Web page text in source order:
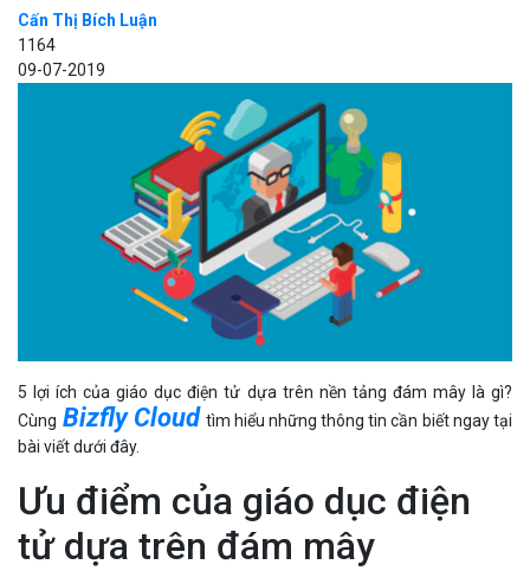
Cấn Thị Bích Luận
1164
09-07-2019
5 lợi ích của giáo dục điện tử dựa trên nền tảng đám mây là gì?
Cùng Bizfly Cloud tìm hiểu những thông tin cần biết ngay tại
bài viết dưới đây.
Ưu điểm của giáo dục điện
tử dựa trên đám mây